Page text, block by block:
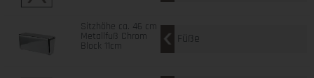
Sitzhöhe ca. 46 cm
Metallfuß Chrom
Block 11cm Füße